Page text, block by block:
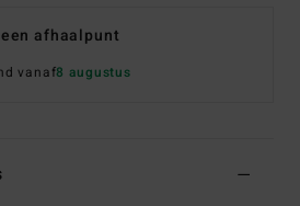
afhaalpunt
vanaf8 augustus